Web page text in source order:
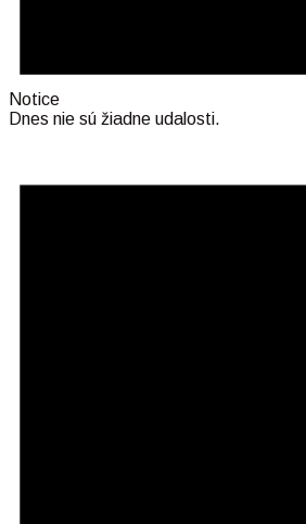
Notice
Dnes nie sú žiadne udalosti.